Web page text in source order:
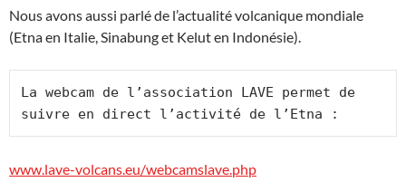
Nous avons aussi parlé de l’actualité volcanique mondiale
(Etna en Italie, Sinabung et Kelut en Indonésie).
La webcam de l’association LAVE permet de
suivre en direct l’activité de l’Etna :
www.lave-volcans.eu/webcamslave.php